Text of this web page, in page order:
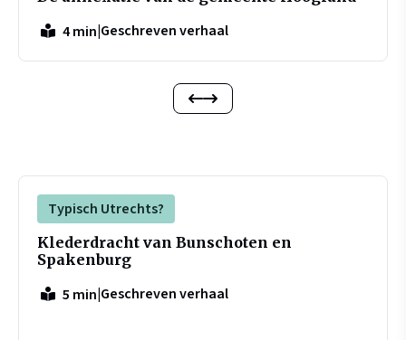
4 min|Geschreven verhaal
Typisch Utrechts?
Klederdracht van Bunschoten en
Spakenburg
5 min|Geschreven verhaal